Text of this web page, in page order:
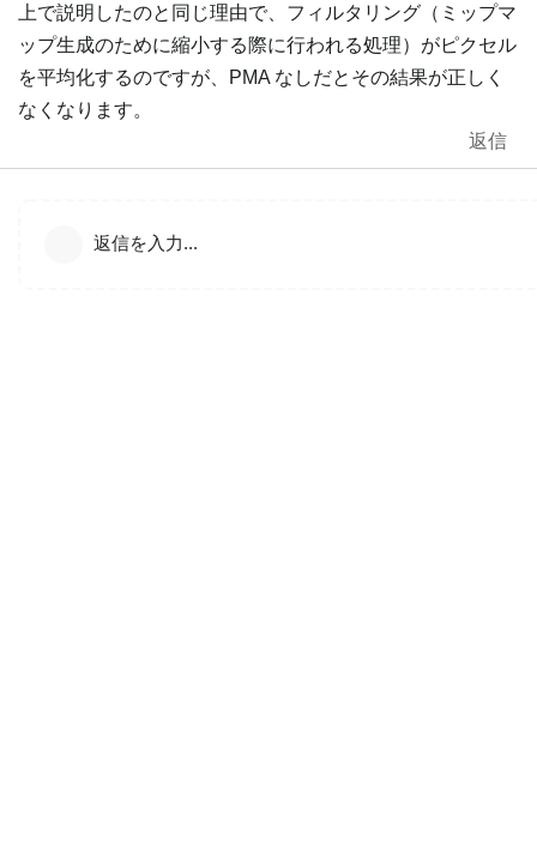
上で説明したのと同じ理由で、フィルタリング（ミップマ
ップ生成のために縮小する際に行われる処理）がピクセル
を平均化するのですが、PMA なしだとその結果が正しく
なくなります。
返信
返信を入力...